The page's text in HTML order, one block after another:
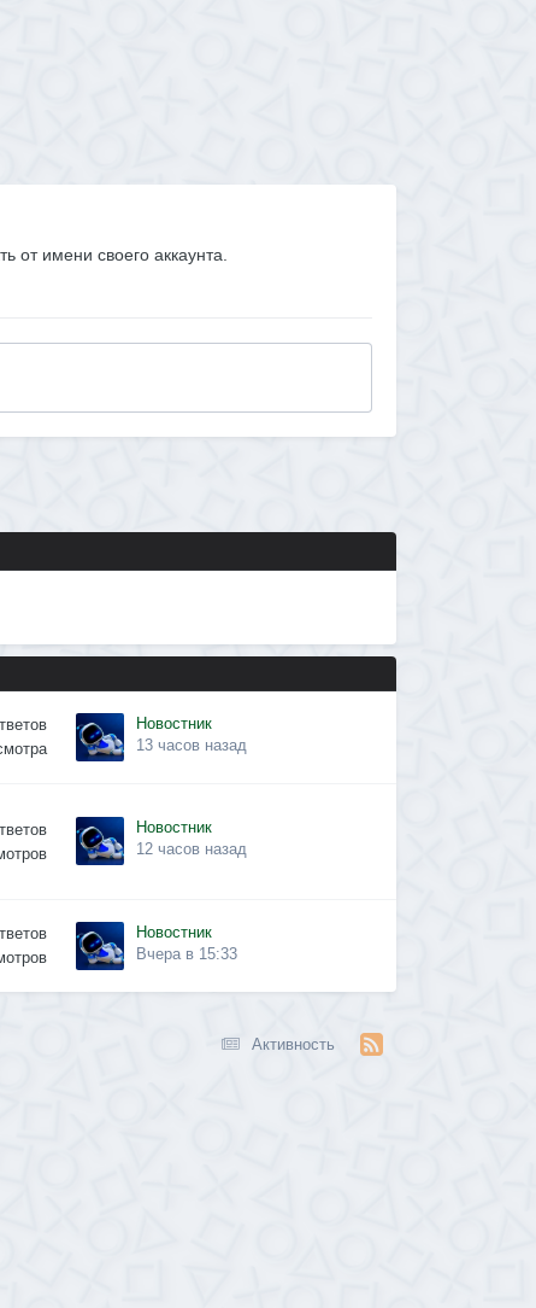
от имени своего аккаунта.
Новостник
13 часов назад
Новостник
12 часов назад
Новостник
Вчера в 15:33
Активность